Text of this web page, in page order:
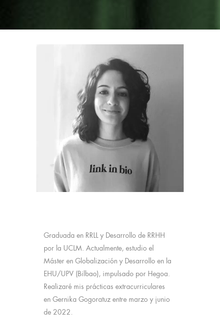
Graduada en RRLL y Desarrollo de RRHH
por la UCLM. Actualmente, estudio el
Máster en Globalización y Desarrollo en la
EHU/UPV (Bilbao), impulsado por Hegoa.
Realizaré mis prácticas extracurriculares
en Gernika Gogoratuz entre marzo y junio
de 2022.